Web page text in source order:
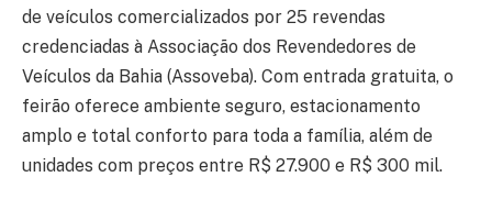
de veículos comercializados por 25 revendas
credenciadas à Associação dos Revendedores de
Veículos da Bahia (Assoveba). Com entrada gratuita, o
feirão oferece ambiente seguro, estacionamento
amplo e total conforto para toda a família, além de
unidades com preços entre R$ 27.900 e R$ 300 mil.